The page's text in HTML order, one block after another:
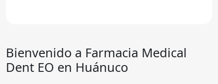
Bienvenido a Farmacia Medical
Dent EO en Huánuco